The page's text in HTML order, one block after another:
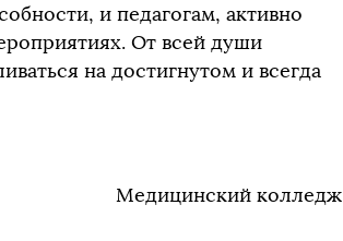
и педагогам, активно
От всей души
на достигнутом и всегда
Медицинский колледж